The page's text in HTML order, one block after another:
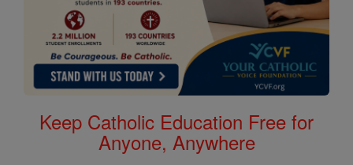
Keep Catholic Education Free for
Anyone, Anywhere